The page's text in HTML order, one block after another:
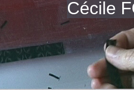
Cécile